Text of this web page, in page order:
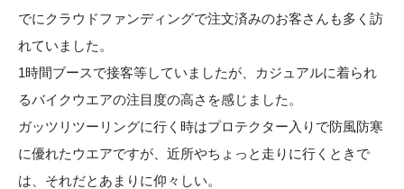
でにクラウドファンディングで注文済みのお客さんも多く訪
れていました。
1時間ブースで接客等していましたが、カジュアルに着られ
るバイクウエアの注目度の高さを感じました。
ガッツリツーリングに行く時はプロテクター入りで防風防寒
に優れたウエアですが、近所やちょっと走りに行くときで
は、それだとあまりに仰々しい。